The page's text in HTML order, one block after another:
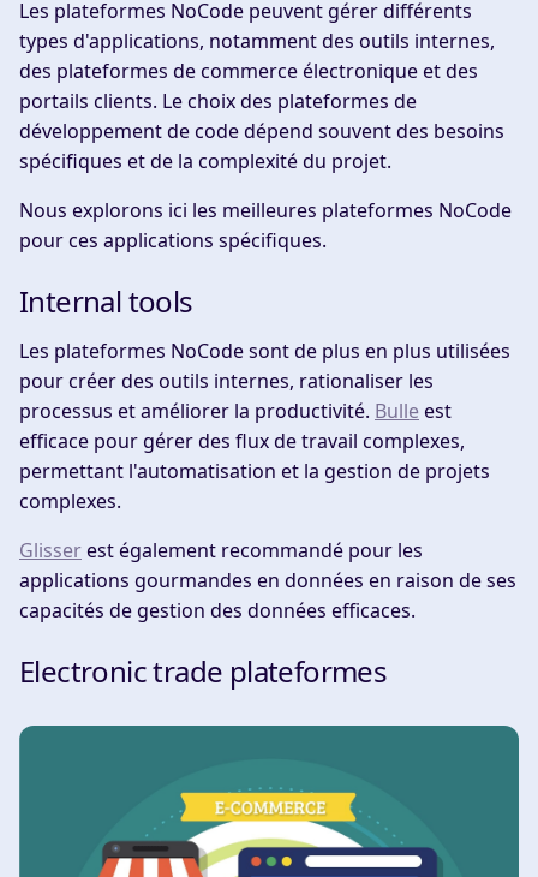
Les plateformes NoCode peuvent gérer différents
types d'applications, notamment des outils internes,
des plateformes de commerce électronique et des
portails clients. Le choix des plateformes de
développement de code dépend souvent des besoins
spécifiques et de la complexité du projet.
Nous explorons ici les meilleures plateformes NoCode
pour ces applications spécifiques.
Internal tools
Les plateformes NoCode sont de plus en plus utilisées
pour créer des outils internes, rationaliser les
processus et améliorer la productivité. Bulleest
efficace pour gérer des flux de travail complexes,
permettant l'automatisation et la gestion de projets
complexes.
Glisserest également recommandé pour les
applications gourmandes en données en raison de ses
capacités de gestion des données efficaces.
Electronic trade plateformes